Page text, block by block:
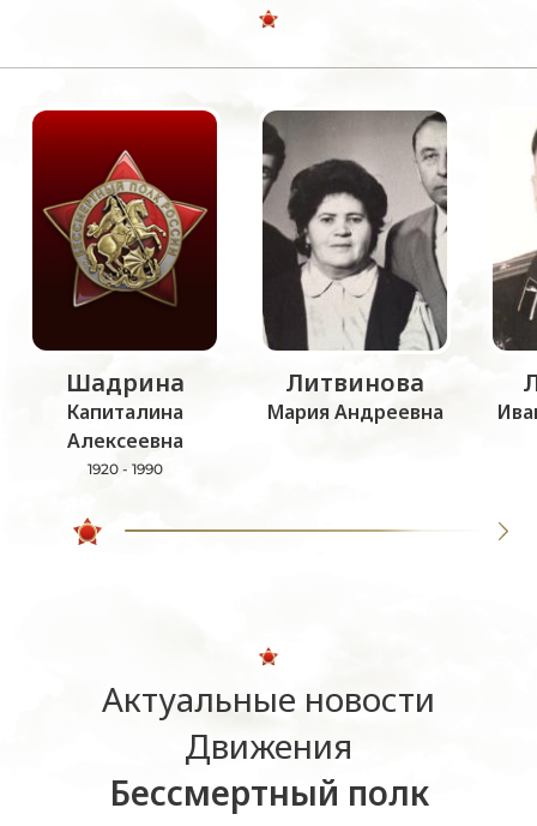
Шадрина
Капиталина
Алексеевна
1920 - 1990
Литвинова
Мария Андреевна
Актуальные новости
Движения
Бессмертный полк